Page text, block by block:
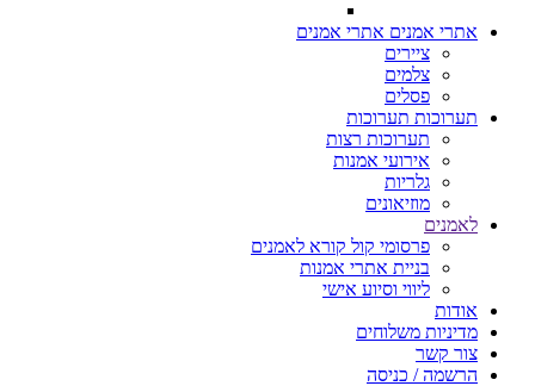
אתרי אמנים אתרי אמנים
ציירים
צלמים
פסלים
תערוכות תערוכות
תערוכות רצות
אירועי אמנות
גלריות
מוזיאונים
לאמנים
פרסומי קול קורא לאמנים
בניית אתרי אמנות
ליווי וסיוע אישי
אודות
מדיניות משלוחים
צור קשר
הרשמה / כניסה